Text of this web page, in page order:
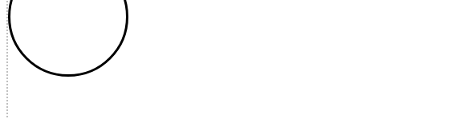
32785516125 - MARLIN LITE